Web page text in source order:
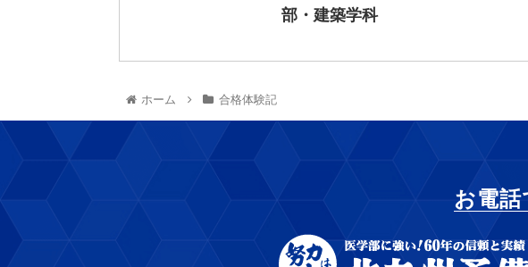
部・建築学科
ホーム 合格体験記
お電